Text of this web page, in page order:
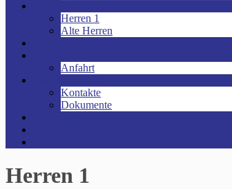
Herren 1
Alte Herren
Anfahrt
Kontakte
Dokumente
Herren 1